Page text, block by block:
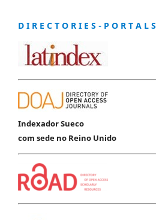
D I R E C T O R I E S - P O R T A L S
Indexador Sueco
com sede no Reino Unido